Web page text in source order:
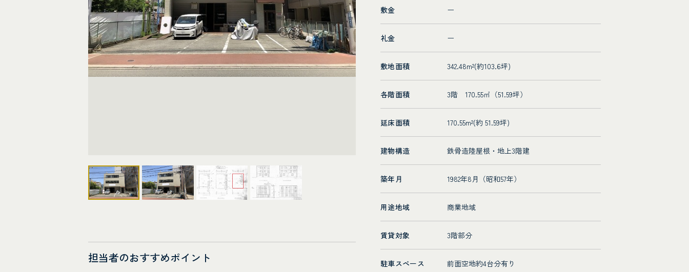
担当者のおすすめポイント
敷金 ー
礼金 ー
敷地面積 342.48m²(約103.6坪)
各階面積 3階 170.55㎡（51.59坪）
延床面積 170.55m²(約 51.59坪)
建物構造 鉄骨造陸屋根・地上3階建
築年月 1982年8月（昭和57年）
用途地域 商業地域
賃貸対象 3階部分
駐車スペース 前面空地約4台分有り